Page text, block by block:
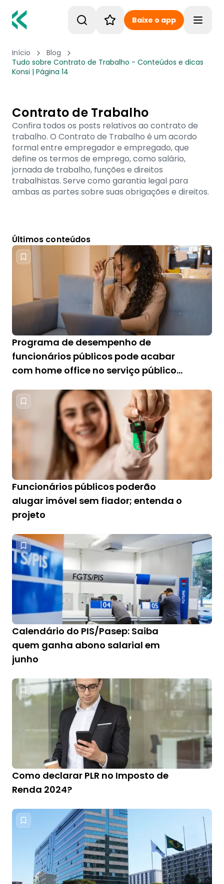
Baixe o app
Início
Blog
Tudo sobre Contrato de Trabalho - Conteúdos e dicas
Konsi | Página 14
Contrato de Trabalho
Confira todos os posts relativos ao contrato de
trabalho. O Contrato de Trabalho é um acordo
formal entre empregador e empregado, que
define os termos de emprego, como salário,
jornada de trabalho, funções e direitos
trabalhistas. Serve como garantia legal para
ambas as partes sobre suas obrigações e direitos.
Últimos conteúdos
Programa de desempenho de
funcionários públicos pode acabar
com home office no serviço público
Funcionários públicos poderão
alugar imóvel sem fiador; entenda o
projeto
Calendário do PIS/Pasep: Saiba
quem ganha abono salarial em
junho
Como declarar PLR no Imposto de
Renda 2024?